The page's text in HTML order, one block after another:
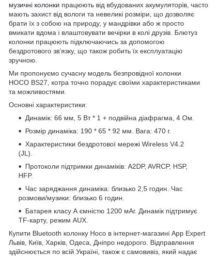
музичні колонки працюють від вбудованих акумуляторів, часто
мають захист від вологи та невеликі розміри, що дозволяє
брати їх з собою на природу, у мандрівки або ж просто
вмикати вдома і влаштовувати вечірки в колі друзів. Блютуз
колонки працюють підключаючись за допомогою
бездротового зв’язку, що також робить їх експлуатацію
зручною.
Ми пропонуємо сучасну модель безпровідної колонки
HOCO BS27, котра точно порадує своїми характеристиками
та можливостями.
Основні характеристики:
Динамік: 66 мм, 5 Вт * 1 + подвійна діафрагма, 4 Ом.
Розмір динаміка: 190 * 65 * 92 мм. Вага: 470 г.
Характеристики бездротової мережі Wireless V4.2
(JL).
Протоколи підтримки динаміків: A2DP, AVRCP, HSP,
HFP.
Час заряджання динаміка: близько 2,5 годин. Час
розмови/музики: близько 6 годин.
Батарея класу А ємністю 1200 мАг. Динамік підтримує
TF-карту, режим AUX.
Купити Bluetooth колонку Hoco в інтернет-магазині App Expert
Львів, Київ, Харків, Одеса, Дніпро недорого. Відправлення
здійснюється по всій Україні, також є самовивіз, який надає